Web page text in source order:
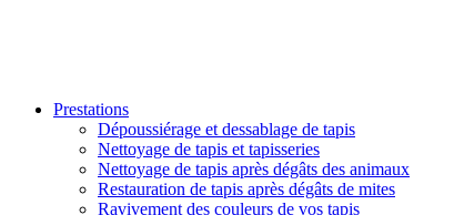
Prestations
Dépoussiérage et dessablage de tapis
Nettoyage de tapis et tapisseries
Nettoyage de tapis après dégâts des animaux
Restauration de tapis après dégâts de mites
Ravivement des couleurs de vos tapis